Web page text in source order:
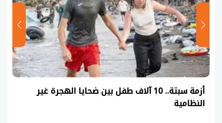
عاجل| نموذج حل امتحان أحياء ثانوية عامة 2026
(السنوات الماضية)